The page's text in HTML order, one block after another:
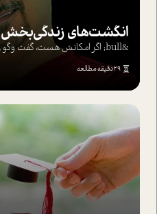
انگشت‌های‌ زندگی‌بخش
&bull; اگر امکانش هست، گفت وگو را با روا...
29 دقیقه مطالعه